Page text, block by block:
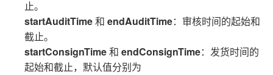
止。
startAuditTime和 endAuditTime：审核时间的起始和
截止。
startConsignTime和 endConsignTime：发货时间的
起始和截止，默认值分别为